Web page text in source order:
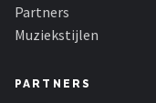
Partners
Muziekstijlen
PARTNERS